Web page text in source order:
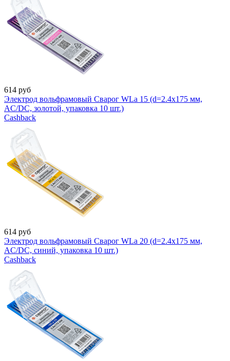
614 руб
Электрод вольфрамовый Сварог WLa 15 (d=2.4x175 мм,
AC/DC, золотой, упаковка 10 шт.)
Cashback
614 руб
Электрод вольфрамовый Сварог WLa 20 (d=2.4x175 мм,
AC/DC, синий, упаковка 10 шт.)
Cashback